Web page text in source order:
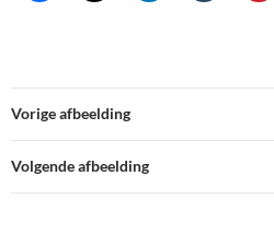
Vorige afbeelding
Volgende afbeelding